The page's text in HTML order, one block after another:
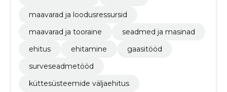
maavarad ja loodusressursid
maavarad ja tooraine
seadmed ja masinad
ehitus
ehitamine
gaasitööd
surveseadmetööd
küttesüsteemide väljaehitus